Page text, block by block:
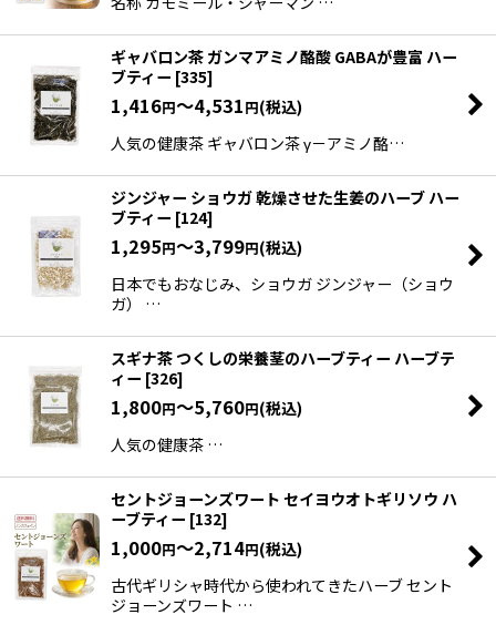
ギャバロン茶 ガンマアミノ酪酸 GABAが豊富 ハー
ブティー [335]
1,416円～4,531円(税込)
人気の健康茶 ギャバロン茶 γ－アミノ酪…
ジンジャー ショウガ 乾燥させた生姜のハーブ ハー
ブティー [124]
1,295円～3,799円(税込)
日本でもおなじみ、ショウガ ジンジャー（ショウ
ガ） …
スギナ茶 つくしの栄養茎のハーブティー ハーブテ
ィー [326]
1,800円～5,760円(税込)
人気の健康茶 …
セントジョーンズワート セイヨウオトギリソウ ハ
ーブティー [132]
1,000円～2,714円(税込)
古代ギリシャ時代から使われてきたハーブ セント
ジョーンズワート …